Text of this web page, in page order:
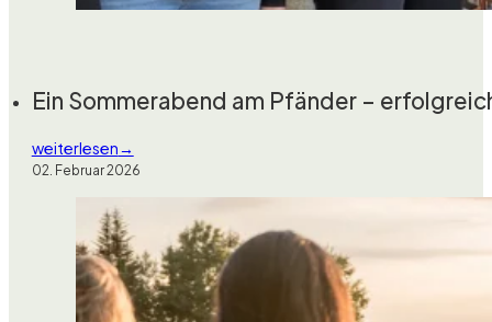
Ein Sommerabend am Pfänder –
weiterlesen
02. Februar 2026